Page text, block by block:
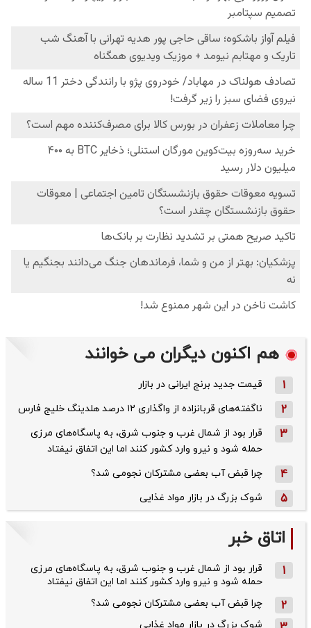
هم اکنون دیگران می خوانند
1 قیمت جدید برنج ایرانی در بازار
2 ناگفته‌های قربانزاده از واگذاری ۱۲ درصد هلدینگ خلیج فارس
3
قرار بود از شمال ‌غرب و جنوب‌ شرق، به پاسگاه‌های مرزی
حمله شود و نیرو وارد کشور کنند اما این اتفاق نیفتاد
4 چرا قبض آب بعضی مشترکان نجومی شد؟
5 شوک بزرگ در بازار مواد غذایی
اتاق خبر
1
قرار بود از شمال ‌غرب و جنوب‌ شرق، به پاسگاه‌های مرزی
حمله شود و نیرو وارد کشور کنند اما این اتفاق نیفتاد
2 چرا قبض آب بعضی مشترکان نجومی شد؟
شوک بزرگ در بازار مواد غذایی